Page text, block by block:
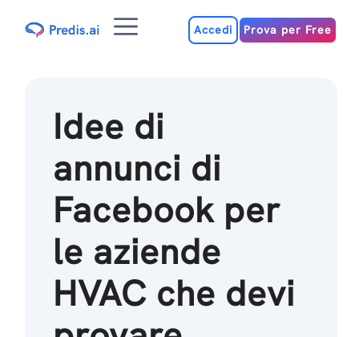
MenuAccedi Prova per Free
Idee di
annunci di
Facebook per
le aziende
HVAC che devi